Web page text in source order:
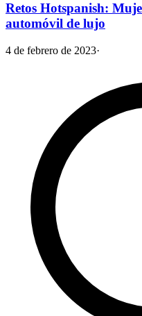
Retos Hotspanish:
automóvil de lujo
4 de febrero de 2023·